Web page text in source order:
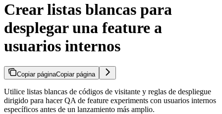
Crear listas blancas para
desplegar una feature a
usuarios internos
Copiar páginaCopiar página
Utilice listas blancas de códigos de visitante y reglas de despliegue
dirigido para hacer QA de feature experiments con usuarios internos
específicos antes de un lanzamiento más amplio.